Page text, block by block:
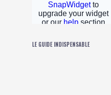
LE GUIDE INDISPENSABLE